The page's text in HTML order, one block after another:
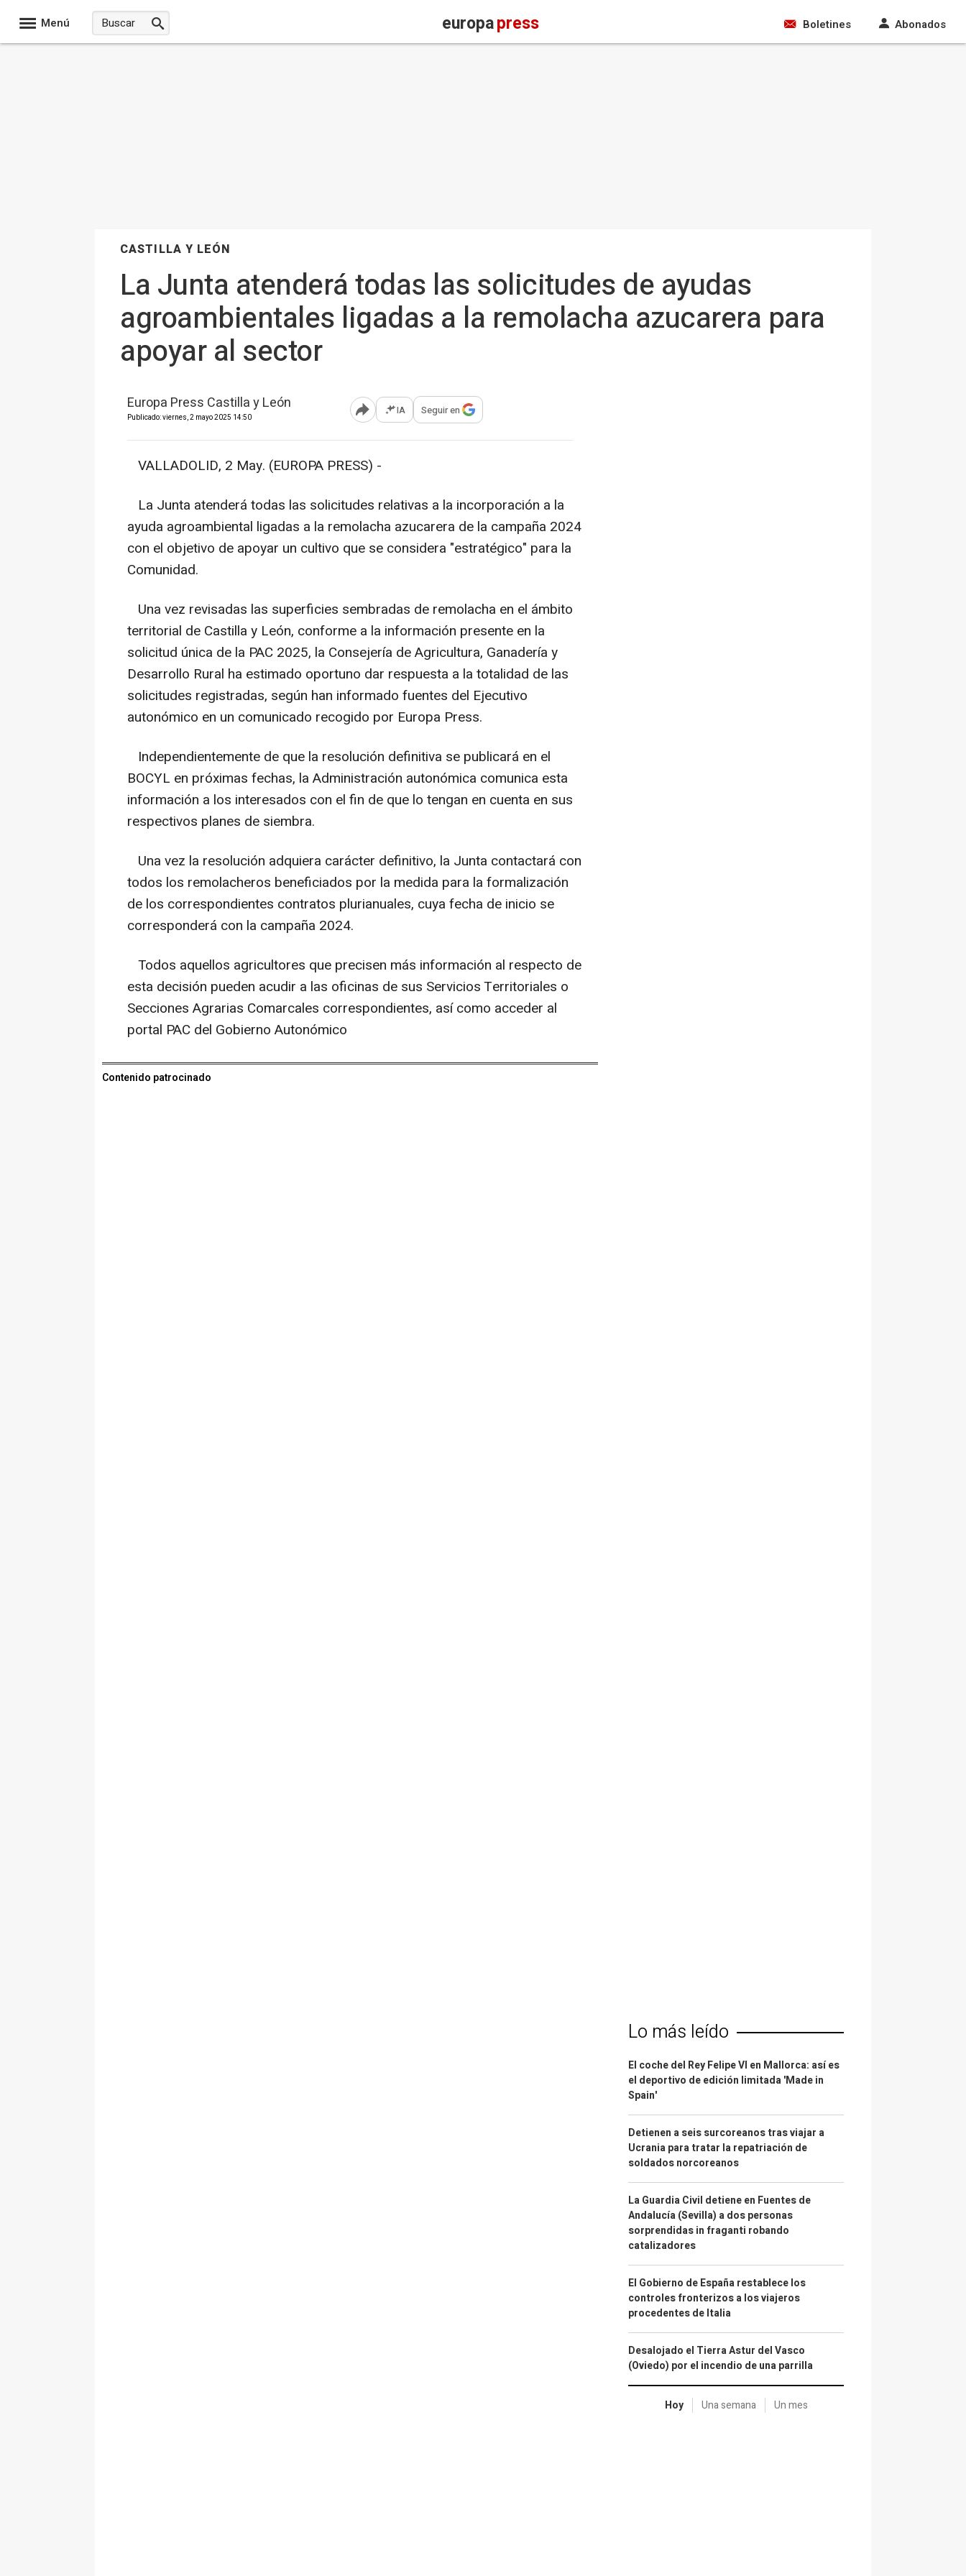
Menú europapress Boletines Abonados
CASTILLA Y LEÓN
La Junta atenderá todas las solicitudes de ayudas
agroambientales ligadas a la remolacha azucarera para
apoyar al sector
Europa Press Castilla y León
Publicado: viernes, 2 mayo 2025 14:50 Abrir opciones para compartir
IA Seguir en
VALLADOLID, 2 May. (EUROPA PRESS) -
La Junta atenderá todas las solicitudes relativas a la incorporación a la
ayuda agroambiental ligadas a la remolacha azucarera de la campaña 2024
con el objetivo de apoyar un cultivo que se considera "estratégico" para la
Comunidad.
Una vez revisadas las superficies sembradas de remolacha en el ámbito
territorial de Castilla y León, conforme a la información presente en la
solicitud única de la PAC 2025, la Consejería de Agricultura, Ganadería y
Desarrollo Rural ha estimado oportuno dar respuesta a la totalidad de las
solicitudes registradas, según han informado fuentes del Ejecutivo
autonómico en un comunicado recogido por Europa Press.
Independientemente de que la resolución definitiva se publicará en el
BOCYL en próximas fechas, la Administración autonómica comunica esta
información a los interesados con el fin de que lo tengan en cuenta en sus
respectivos planes de siembra.
Una vez la resolución adquiera carácter definitivo, la Junta contactará con
todos los remolacheros beneficiados por la medida para la formalización
de los correspondientes contratos plurianuales, cuya fecha de inicio se
corresponderá con la campaña 2024.
Todos aquellos agricultores que precisen más información al respecto de
esta decisión pueden acudir a las oficinas de sus Servicios Territoriales o
Secciones Agrarias Comarcales correspondientes, así como acceder al
portal PAC del Gobierno Autonómico
Contenido patrocinado
Lo más leído
El coche del Rey Felipe VI en Mallorca: así es
el deportivo de edición limitada 'Made in
Spain'
Detienen a seis surcoreanos tras viajar a
Ucrania para tratar la repatriación de
soldados norcoreanos
La Guardia Civil detiene en Fuentes de
Andalucía (Sevilla) a dos personas
sorprendidas in fraganti robando
catalizadores
El Gobierno de España restablece los
controles fronterizos a los viajeros
procedentes de Italia
Desalojado el Tierra Astur del Vasco
(Oviedo) por el incendio de una parrilla
Hoy Una semana Un mes